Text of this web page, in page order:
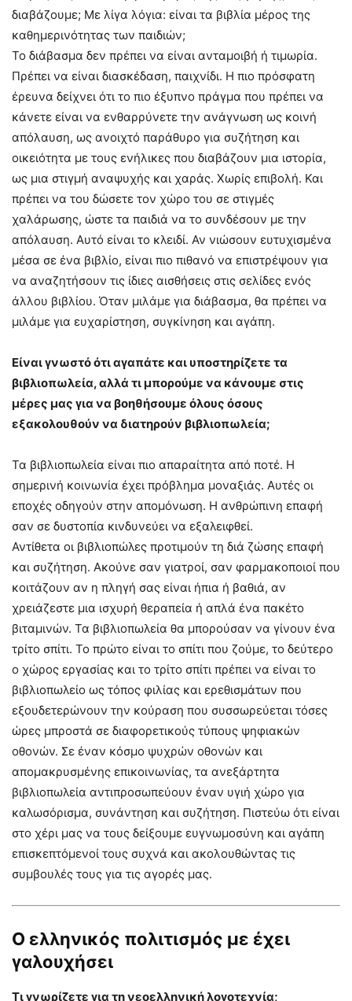
διαβάζουμε; Με λίγα λόγια: είναι τα βιβλία μέρος της
καθημερινότητας των παιδιών;
Το διάβασμα δεν πρέπει να είναι ανταμοιβή ή τιμωρία.
Πρέπει να είναι διασκέδαση, παιχνίδι. Η πιο πρόσφατη
έρευνα δείχνει ότι το πιο έξυπνο πράγμα που πρέπει να
κάνετε είναι να ενθαρρύνετε την ανάγνωση ως κοινή
απόλαυση, ως ανοιχτό παράθυρο για συζήτηση και
οικειότητα με τους ενήλικες που διαβάζουν μια ιστορία,
ως μια στιγμή αναψυχής και χαράς. Χωρίς επιβολή. Και
πρέπει να του δώσετε τον χώρο του σε στιγμές
χαλάρωσης, ώστε τα παιδιά να το συνδέσουν με την
απόλαυση. Αυτό είναι το κλειδί. Αν νιώσουν ευτυχισμένα
μέσα σε ένα βιβλίο, είναι πιο πιθανό να επιστρέψουν για
να αναζητήσουν τις ίδιες αισθήσεις στις σελίδες ενός
άλλου βιβλίου. Όταν μιλάμε για διάβασμα, θα πρέπει να
μιλάμε για ευχαρίστηση, συγκίνηση και αγάπη.
Είναι γνωστό ότι αγαπάτε και υποστηρίζετε τα
βιβλιοπωλεία, αλλά τι μπορούμε να κάνουμε στις
μέρες μας για να βοηθήσουμε όλους όσους
εξακολουθούν να διατηρούν βιβλιοπωλεία;
Τα βιβλιοπωλεία είναι πιο απαραίτητα από ποτέ. Η
σημερινή κοινωνία έχει πρόβλημα μοναξιάς. Αυτές οι
εποχές οδηγούν στην απομόνωση. Η ανθρώπινη επαφή
σαν σε δυστοπία κινδυνεύει να εξαλειφθεί.
Αντίθετα οι βιβλιοπώλες προτιμούν τη διά ζώσης επαφή
και συζήτηση. Ακούνε σαν γιατροί, σαν φαρμακοποιοί που
κοιτάζουν αν η πληγή σας είναι ήπια ή βαθιά, αν
χρειάζεστε μια ισχυρή θεραπεία ή απλά ένα πακέτο
βιταμινών. Τα βιβλιοπωλεία θα μπορούσαν να γίνουν ένα
τρίτο σπίτι. Το πρώτο είναι το σπίτι που ζούμε, το δεύτερο
ο χώρος εργασίας και το τρίτο σπίτι πρέπει να είναι το
βιβλιοπωλείο ως τόπος φιλίας και ερεθισμάτων που
εξουδετερώνουν την κούραση που συσσωρεύεται τόσες
ώρες μπροστά σε διαφορετικούς τύπους ψηφιακών
οθονών. Σε έναν κόσμο ψυχρών οθονών και
απομακρυσμένης επικοινωνίας, τα ανεξάρτητα
βιβλιοπωλεία αντιπροσωπεύουν έναν υγιή χώρο για
καλωσόρισμα, συνάντηση και συζήτηση. Πιστεύω ότι είναι
στο χέρι μας να τους δείξουμε ευγνωμοσύνη και αγάπη
επισκεπτόμενοί τους συχνά και ακολουθώντας τις
συμβουλές τους για τις αγορές μας.
Ο ελληνικός πολιτισμός με έχει
γαλουχήσει
Τι γνωρίζετε για τη νεοελληνική λογοτεχνία;